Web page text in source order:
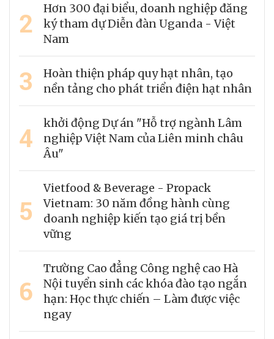
2
Hơn 300 đại biểu, doanh nghiệp đăng
ký tham dự Diễn đàn Uganda - Việt
Nam
3
Hoàn thiện pháp quy hạt nhân, tạo
nền tảng cho phát triển điện hạt nhân
4
khởi động Dự án "Hỗ trợ ngành Lâm
nghiệp Việt Nam của Liên minh châu
Âu"
5
Vietfood & Beverage - Propack
Vietnam: 30 năm đồng hành cùng
doanh nghiệp kiến tạo giá trị bền
vững
6
Trường Cao đẳng Công nghệ cao Hà
Nội tuyển sinh các khóa đào tạo ngắn
hạn: Học thực chiến – Làm được việc
ngay